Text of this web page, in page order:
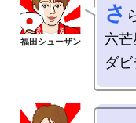
さ
六芒